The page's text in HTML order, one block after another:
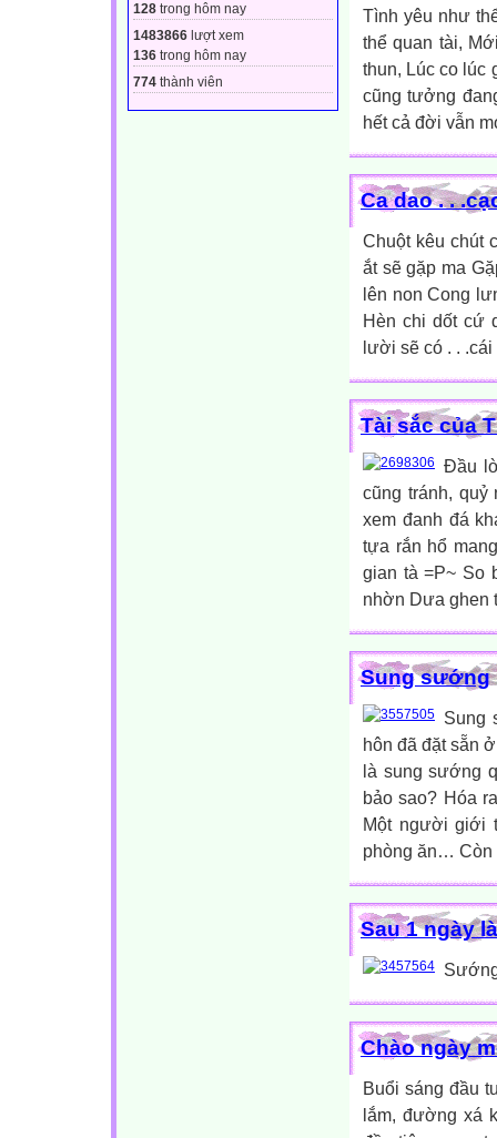
128 trong hôm nay
1483866 lượt xem
136 trong hôm nay
774 thành viên
Tình yêu như
thể quan tài,
thun, Lúc co lúc
cũng tưởng
hết cả đời vẫn
Ca dao . .
Chuột kêu chút
ắt sẽ gặp ma
lên non Cong
Hèn chi dốt cứ
lười sẽ có . .
Tài sắc của
Đầu
cũng tránh,
xem đanh đá
tựa rắn hổ
gian tà =P~ So
nhờn Dưa ghen
Sung sướng
Sung
hôn đã đặt sẵn
là sung sướng
bảo sao? Hóa
Một người giới
phòng ăn… Còn
Sau 1 ngày
Chào ngày
Buổi sáng đầu
lắm, đường xá